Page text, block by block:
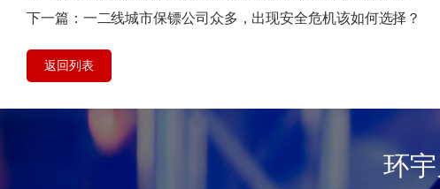
下一篇： ​一二线城市保镖公司众多，出现安全危机该如何选择？
返回列表
环